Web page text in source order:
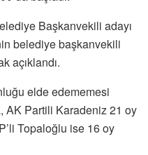
Başkanvekili adayı
belediye başkanvekili
açıklandı.
elde edememesi
AK Partili Karadeniz 21 oy
Topaloğlu ise 16 oy